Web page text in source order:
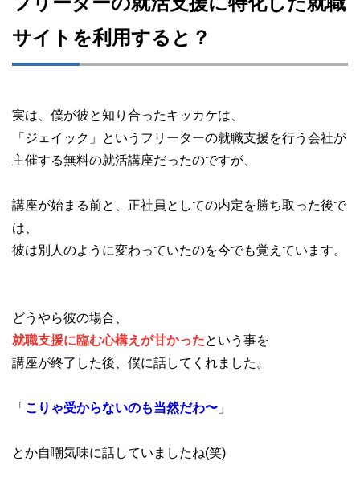
サイトを利用すると？
実は、僕が彼と知り合ったキッカケは、
「ジェイック」というフリーターの就職支援を行う会社が
主催する無料の就活講座だったのですが、
講座が始まる前と、正社員としての内定を勝ち取った後で
は、
彼は別人のように変わっていたのを今でも覚えています。
どうやら彼の場合、
就職支援に臨む心構えが甘かったという事を
講座が終了した後、僕に話してくれました。
「 こりゃ受からないのも当然だわ〜 」
とか自嘲気味に話していましたね(笑)